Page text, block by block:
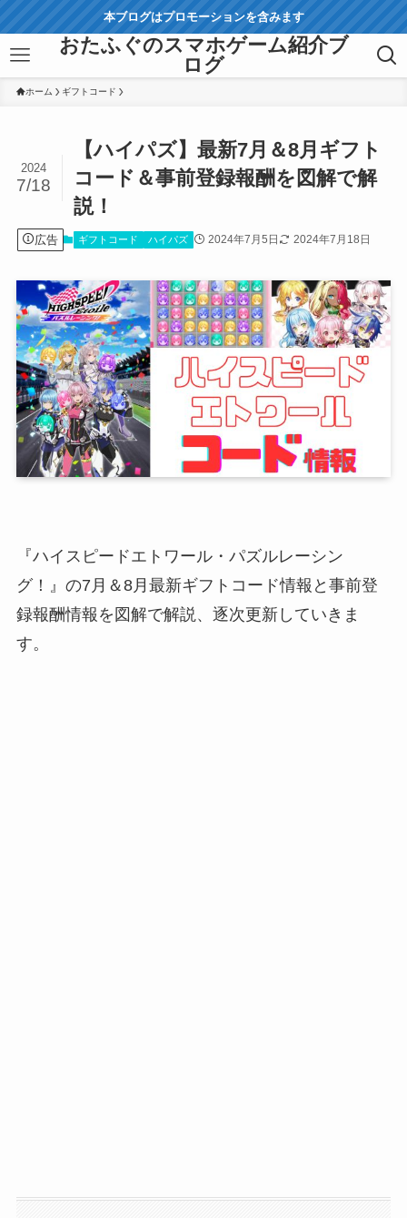
本ブログはプロモーションを含みます
おたふぐのスマホゲーム紹介ブ
ログ
ホーム ギフトコード
【ハイパズ】最新7月＆8月ギフト
コード＆事前登録報酬を図解で解
説！
2024
7/18
広告 ギフトコード ハイパズ 2024年7月5日 2024年7月18日
『ハイスピードエトワール・パズルレーシン
グ！』の7月＆8月最新ギフトコード情報と事前登
録報酬情報を図解で解説、逐次更新していきま
す。